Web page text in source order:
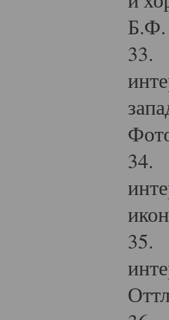
Б.Ф.
33.
34.
35.